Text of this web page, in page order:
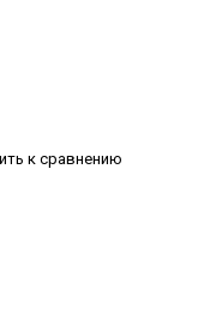
к сравнению